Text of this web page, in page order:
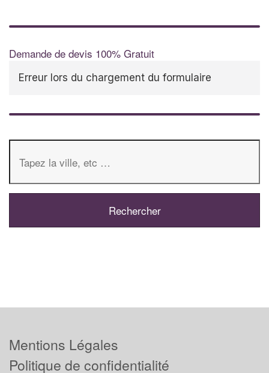
Demande de devis 100% Gratuit
Erreur lors du chargement du formulaire
Mentions Légales
Politique de confidentialité